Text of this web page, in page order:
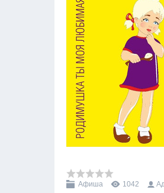
Афиша 1042